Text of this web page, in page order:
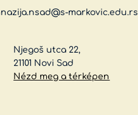
markovic.edu.rs
Njegoš utca 22,
21101 Novi Sad
Nézd meg a térképen